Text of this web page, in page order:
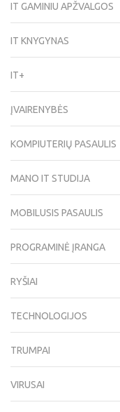
IT GAMINIU APŽVALGOS
IT KNYGYNAS
IT+
ĮVAIRENYBĖS
KOMPIUTERIŲ PASAULIS
MANO IT STUDIJA
MOBILUSIS PASAULIS
PROGRAMINĖ ĮRANGA
RYŠIAI
TECHNOLOGIJOS
TRUMPAI
VIRUSAI